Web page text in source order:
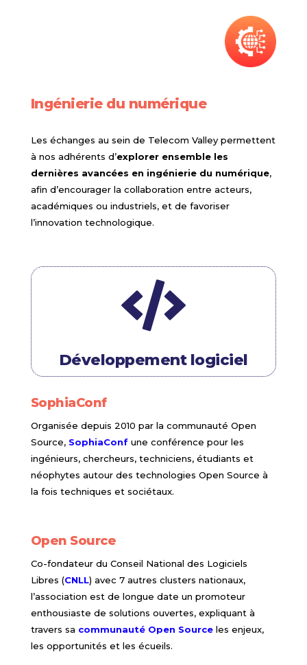
Ingénierie du numérique
Les échanges au sein de Telecom Valley permettent
à nos adhérents d’explorer ensemble les
dernières avancées en ingénierie du numérique,
afin d’encourager la collaboration entre acteurs,
académiques ou industriels, et de favoriser
l’innovation technologique.

Développement logiciel
SophiaConf
Organisée depuis 2010 par la communauté Open
Source, SophiaConfune conférence pour les
ingénieurs, chercheurs, techniciens, étudiants et
néophytes autour des technologies Open Source à
la fois techniques et sociétaux.
Open Source
Co-fondateur du Conseil National des Logiciels
Libres (CNLL) avec 7 autres clusters nationaux,
l’association est de longue date un promoteur
enthousiaste de solutions ouvertes, expliquant à
travers sa communauté Open Source les enjeux,
les opportunités et les écueils.